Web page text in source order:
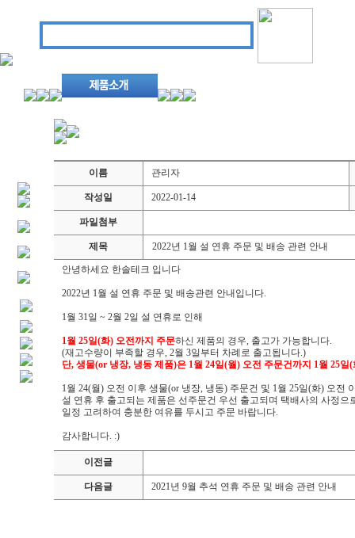
이름 관리자
작성일 2022-01-14
파일첨부
제목 2022년 1월 설 연휴 주문 및 배송 관련 안내
안녕하세요 한솔테크 입니다
2022년 1월 설 연휴 주문 및 배송관련 안내입니다.
1월 31일 ~ 2월 2일 설 연휴로 인해
1월 25일(화) 오전까지 주문하신 제품의 경우, 출고가 가능합니다.
(재고수량이 부족할 경우, 2월 3일부터 차례로 출고됩니다.)
단, 생물(or 냉장, 냉동 제품)은 1월 24일(월) 오전 주문건까지 1월 25일
1월 24(월) 오전 이후 생물(or 냉장, 냉동) 주문건 및 1월 25일(화) 오전
설 연휴 후 출고되는 제품은 선주문건 우선 출고되며 택배사의 사정
일정 고려하여 충분한 여유를 두시고 주문 바랍니다.
감사합니다. :)
이전글
다음글 2021년 9월 추석 연휴 주문 및 배송 관련 안내